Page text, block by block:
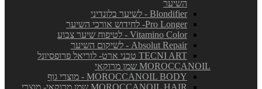
השיער
Blondifier - לשיער בלונדיני
Pro Longer- לחידוש אורכי השיער
Vitamino Color - לטיפוח שיער צבוע
Absolut Repair - לשיקום השיער
TECNI ART טכני ארט- לוריאל פרופסיונל
MOROCCANOIL שמן מרוקאי
MOROCCANOIL BODY - מוצרי גוף
MOROCCANOIL HAIR שמן מרוקאי- מוצרי